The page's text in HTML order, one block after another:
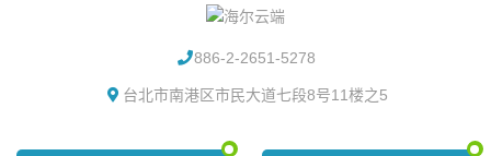
886-2-2651-5278
台北市南港区市民大道七段8号11楼之5